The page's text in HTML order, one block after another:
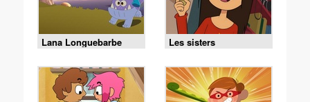
Lana Longuebarbe Les sisters